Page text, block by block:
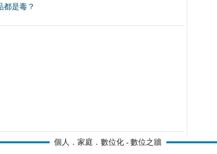
是毒？
個人．家庭．數位化 - 數位之牆